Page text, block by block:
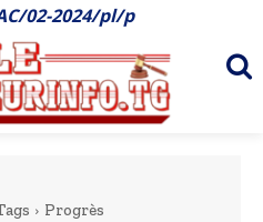
02-2024/pl/p
Progrès